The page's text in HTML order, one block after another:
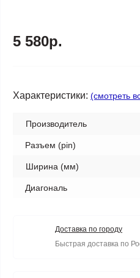
5 580р.
Характеристики: (смотреть
Производитель
Разъем (pin)
Ширина (мм)
Диагональ
Доставка по городу
Быстрая доставка по